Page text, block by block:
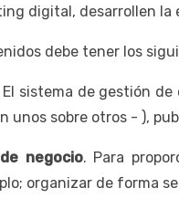
digital, desarrollen
debe tener los
El sistema de gestión
unos sobre otros - ),
negocio. Para
organizar de forma